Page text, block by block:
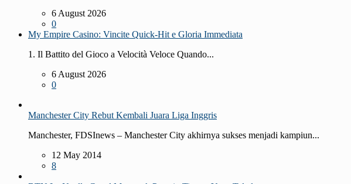
6 August 2026
0
My Empire Casino: Vincite Quick‑Hit e Gloria Immediata
1. Il Battito del Gioco a Velocità Veloce Quando...
6 August 2026
0
Manchester City Rebut Kembali Juara Liga Inggris
Manchester, FDSInews – Manchester City akhirnya sukses menjadi kampiun...
12 May 2014
8